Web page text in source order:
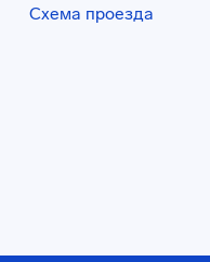
Схема проезда